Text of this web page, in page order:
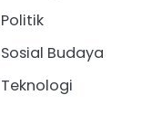
Politik
Sosial Budaya
Teknologi